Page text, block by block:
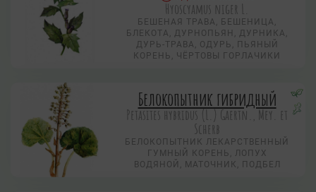
Hyoscyamus niger L.
БЕШЕНАЯ ТРАВА, БЕШЕНИЦА,
БЛЕКОТА, ДУРНОПЬЯН, ДУРНИКА,
ДУРЬ-ТРАВА, ОДУРЬ, ПЬЯНЫЙ
КОРЕНЬ, ЧЁРТОВЫ ГОРЛАЧИКИ
Белокопытник гибридный
Petasites hybridus (L.) Gaertn., Mey. et
Scherb
БЕЛОКОПЫТНИК ЛЕКАРСТВЕННЫЙ
ГУМНЫЙ КОРЕНЬ, ЛОПУХ
ВОДЯНОЙ, МАТОЧНИК, ПОДБЕЛ